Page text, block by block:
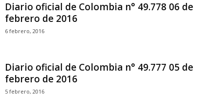
Diario oficial de Colombia n° 49.778 06 de
febrero de 2016
6 febrero, 2016
Diario oficial de Colombia n° 49.777 05 de
febrero de 2016
5 febrero, 2016